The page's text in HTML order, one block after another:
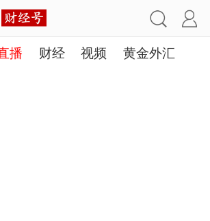
播 财经 视频 黄金外汇